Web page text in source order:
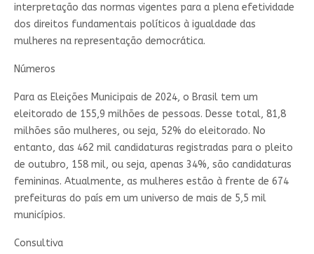
interpretação das normas vigentes para a plena efetividade
dos direitos fundamentais políticos à igualdade das
mulheres na representação democrática.
Números
Para as Eleições Municipais de 2024, o Brasil tem um
eleitorado de 155,9 milhões de pessoas. Desse total, 81,8
milhões são mulheres, ou seja, 52% do eleitorado. No
entanto, das 462 mil candidaturas registradas para o pleito
de outubro, 158 mil, ou seja, apenas 34%, são candidaturas
femininas. Atualmente, as mulheres estão à frente de 674
prefeituras do país em um universo de mais de 5,5 mil
municípios.
Consultiva